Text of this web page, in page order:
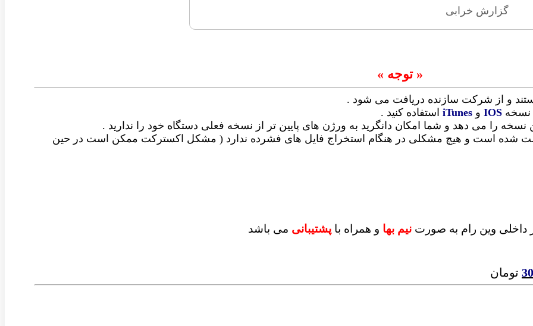
گزارش خرابی
« توجه »
و از شرکت سازنده دریافت می شود .
نسخه IOS و iTunes استفاده کنید .
نسخه را می دهد و شما امکان دانگرید به ورژن های پایین تر از نسخه فعلی دستگاه خود را ندارید .
شده است و هیچ مشکلی در هنگام استخراج فایل های فشرده ندارد ( مشکل اکسترکت ممکن است در حین
داخلی وین رام به صورت نیم بها و همراه با پشتیبانی می باشد
تومان